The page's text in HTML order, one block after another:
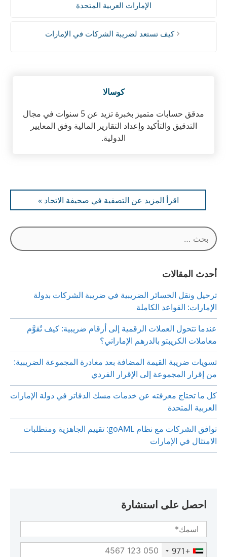
الإمارات العربية المتحدة
كيف تستعد لضريبة الشركات في الإمارات
كوسالا
مدقق حسابات متميز بخبرة تزيد عن 5 سنوات في مجال
التدقيق والتأكيد وإعداد التقارير المالية وفق المعايير
الدولية.
اقرأ المزيد عن التصفية في صحيفة الاتحاد »
البحث
عن:
أحدث المقالات
ترحيل ونقل الخسائر الضريبية في ضريبة الشركات بدولة
الإمارات: القواعد الكاملة
عندما تتحول العملات الرقمية إلى أرقام ضريبية: كيف تُقوَّم
معاملات الكريبتو بالدرهم الإماراتي؟
تسويات ضريبة القيمة المضافة بعد مغادرة المجموعة الضريبية:
من إقرار المجموعة إلى الإقرار الفردي
كل ما تحتاج معرفته عن خدمات مسك الدفاتر في دولة الإمارات
العربية المتحدة
توافق الشركات مع نظام goAML: تقييم الجاهزية ومتطلبات
الامتثال في الإمارات
احصل على استشارة
+971